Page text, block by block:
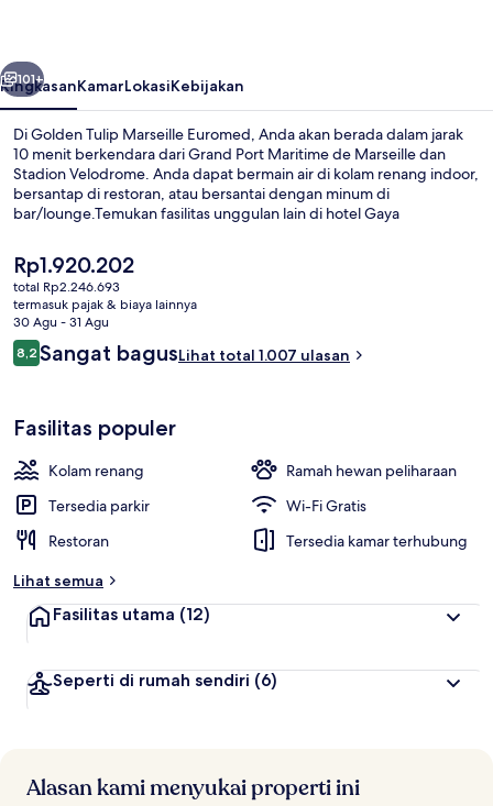
Berikutnya
101+
RingkasanKamarLokasiKebijakan
Di Golden Tulip Marseille Euromed, Anda akan berada dalam jarak
10 menit berkendara dari Grand Port Maritime de Marseille dan
Stadion Velodrome. Anda dapat bermain air di kolam renang indoor,
bersantap di restoran, atau bersantai dengan minum di
bar/lounge.Temukan fasilitas unggulan lain di hotel Gaya
teras. Para traveler terkesan dengan staf. Transportasi umum berada
tidak jauh: Stasiun National berjarak 12 menit dan Stasiun Clary
berjarak 12 menit.
Harga
saat
ini
Rp1.920.202
Rp1.920.202
total Rp2.246.693
termasuk pajak & biaya lainnya
30 Agu - 31 Agu
Ulasan
8,28,2 dari 10
Sangat bagusLihat total 1.007 ulasan
Fasilitas populer
Kolam renang
Ramah hewan peliharaan
Tersedia parkir
Wi-Fi Gratis
Restoran
Tersedia kamar terhubung
Lihat semua
Fasilitas utama (12)
Seperti di rumah sendiri (6)
Alasan kami menyukai properti ini